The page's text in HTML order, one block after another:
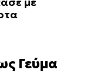
Γεύμα